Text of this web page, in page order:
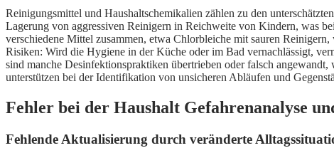
Reinigungsmittel und Haushaltschemikalien zählen zu den
Lagerung von aggressiven Reinigern in Reichweite von Kindern, was
verschiedene Mittel zusammen, etwa Chlorbleiche mit sauren
Risiken: Wird die Hygiene in der Küche oder im Bad vernachlässigt,
sind manche Desinfektionspraktiken übertrieben oder falsch
unterstützen bei der Identifikation von unsicheren Abläufen und
Fehler bei der Haushalt Gefahrenanalyse
Fehlende Aktualisierung durch veränderte